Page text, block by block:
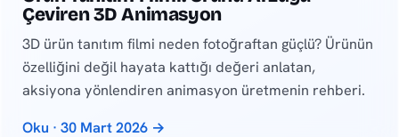
Çeviren 3D Animasyon
3D ürün tanıtım filmi neden fotoğraftan güçlü? Ürünün
özelliğini değil hayata kattığı değeri anlatan,
aksiyona yönlendiren animasyon üretmenin rehberi.
Oku · 30 Mart 2026 →